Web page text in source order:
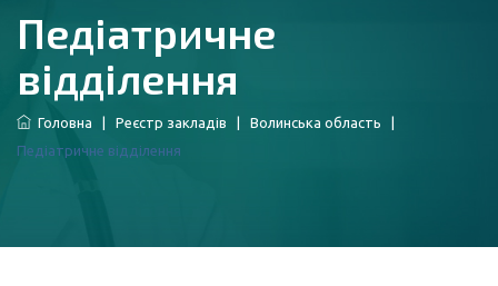
Педіатричне
відділення
Головна Реєстр закладів Волинська область
Педіатричне відділення